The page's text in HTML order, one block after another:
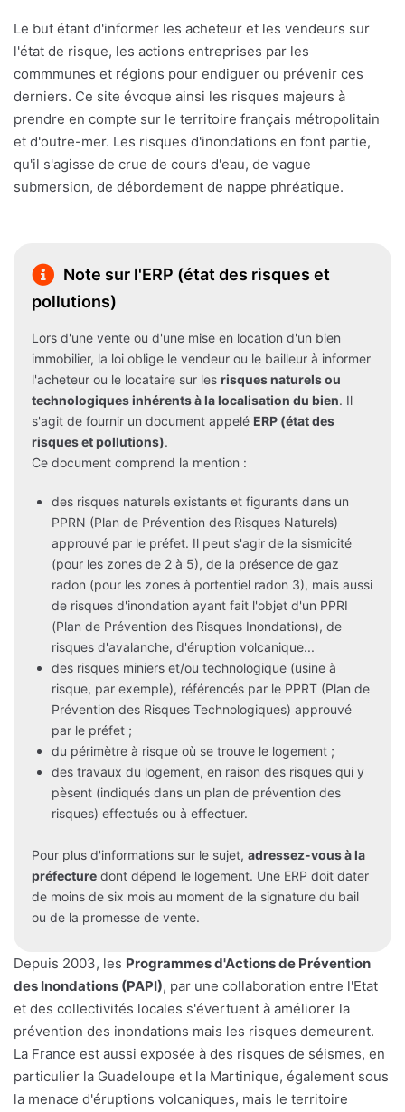
Le but étant d'informer les acheteur et les vendeurs sur
l'état de risque, les actions entreprises par les
commmunes et régions pour endiguer ou prévenir ces
derniers. Ce site évoque ainsi les risques majeurs à
prendre en compte sur le territoire français métropolitain
et d'outre-mer. Les risques d'inondations en font partie,
qu'il s'agisse de crue de cours d'eau, de vague
submersion, de débordement de nappe phréatique.
Note sur l'ERP (état des risques et
pollutions)
Lors d'une vente ou d'une mise en location d'un bien
immobilier, la loi oblige le vendeur ou le bailleur à informer
l'acheteur ou le locataire sur les risques naturels ou
technologiques inhérents à la localisation du bien. Il
s'agit de fournir un document appelé ERP (état des
risques et pollutions).
Ce document comprend la mention :
des risques naturels existants et figurants dans un
PPRN (Plan de Prévention des Risques Naturels)
approuvé par le préfet. Il peut s'agir de la sismicité
(pour les zones de 2 à 5), de la présence de gaz
radon (pour les zones à portentiel radon 3), mais aussi
de risques d'inondation ayant fait l'objet d'un PPRI
(Plan de Prévention des Risques Inondations), de
risques d'avalanche, d'éruption volcanique...
des risques miniers et/ou technologique (usine à
risque, par exemple), référencés par le PPRT (Plan de
Prévention des Risques Technologiques) approuvé
par le préfet ;
du périmètre à risque où se trouve le logement ;
des travaux du logement, en raison des risques qui y
pèsent (indiqués dans un plan de prévention des
risques) effectués ou à effectuer.
Pour plus d'informations sur le sujet, adressez-vous à la
préfecture dont dépend le logement. Une ERP doit dater
de moins de six mois au moment de la signature du bail
ou de la promesse de vente.
Depuis 2003, les Programmes d'Actions de Prévention
des Inondations (PAPI), par une collaboration entre l'Etat
et des collectivités locales s'évertuent à améliorer la
prévention des inondations mais les risques demeurent.
La France est aussi exposée à des risques de séismes, en
particulier la Guadeloupe et la Martinique, également sous
la menace d'éruptions volcaniques, mais le territoire